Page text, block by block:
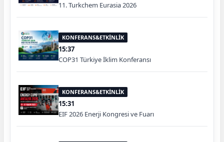
11. Turkchem Eurasia 2026
KONFERANS&ETKİNLİK
15:37
COP31 Türkiye İklim Konferansı
KONFERANS&ETKİNLİK
15:31
EIF 2026 Enerji Kongresi ve Fuarı